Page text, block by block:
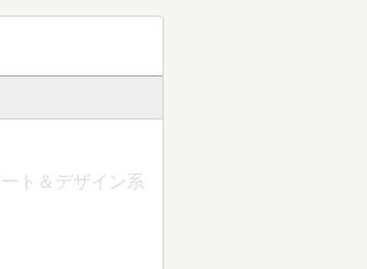
ト＆デザイン系